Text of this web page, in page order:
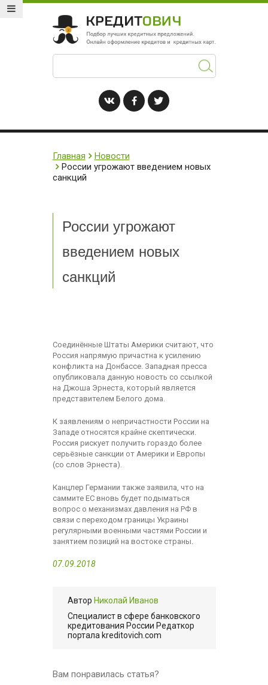
Главная
Новости
России угрожают введением новых
санкций
России угрожают
введением новых
санкций
Соединённые Штаты Америки считают, что
Россия напрямую причастна к усилению
конфликта на Донбассе. Западная пресса
опубликовала данную новость со ссылкой
на Джоша Эрнеста, который является
представителем Белого дома.
К заявлениям о непричастности России на
Западе относятся крайне скептически.
Россия рискует получить гораздо более
серьёзные санкции от Америки и Европы
(со слов Эрнеста).
Канцлер Германии также заявила, что на
саммите ЕС вновь будет подыматься
вопрос о механизмах давления на РФ в
связи с переходом границы Украины
регулярными военными частями России и
занятием позиций на востоке страны.
07.09.2018
Автор Николай Иванов
Cпециалист в сфере банковского
кредитования России Редаткор
портала kreditovich.com
Вам понравилась статья?